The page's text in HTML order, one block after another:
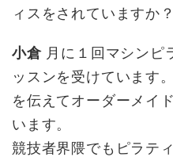
ィスをされていますか？
小倉月に１回マシンピ
ッスンを受けています
を伝えてオーダーメイ
います。
競技者界隈でもピラテ